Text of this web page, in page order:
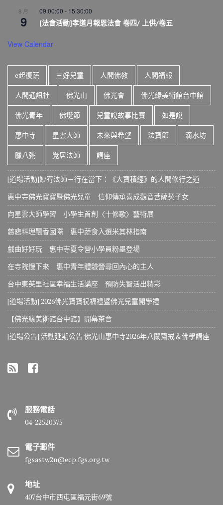
8 月
9
09:00:00 - 15:30:00
[法會活動]孝道月報恩法會 卷四/ 上供/卷五
View Calendar
e起復蔬 三好兒童 人間佛教 人間福報
人間通訊社 佛光山 佛光會 佛光緣美術館台中館
佛光青年 佛誕節 兒童說故事比賽 如是說
惠中寺 星雲大師 未來與希望 法寶節 滴水坊
臘八粥 覺居法師 講座
[道場活動]妙宥法師－行在當下：《大寶積經》的人間修行之道
惠中寺佛光寶寶暨佛光兒童 信仰傳承喜成觀音菩薩契子女
向星雲大師學習 小學生首創〈十修歌〉藝術展
慈悲料理飄香國際 惠中蔬食入選米其林指南
戲曲好好玩 惠中寺夏令營小學員粉墨登場
在寺院慢下來 惠中青年體驗營尋回內心的主人
台中東英里社區幸福生活講座 預防失智活出精彩
[道場活動] 2026佛光寶寶祝福禮暨佛光兒童開學禮
【佛光緣美術館台中館】開幕茶會
[道場公告] 活動延期公告 佛光山惠中寺2026年八關齋戒＆佛學講座
服務電話
04-22520375
電子郵件
fgsastw2n@ecp.fgs.org.tw
地址
407台中市西屯區福元街69號